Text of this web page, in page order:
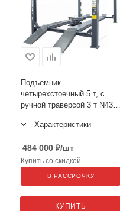
Подъемник
четырехстоечный 5 т, c
ручной траверсой 3 т N433,
механическое снятие
Характеристики
484 000 ₽/шт
КУПИТЬ
Купить со скидкой
В РАССРОЧКУ